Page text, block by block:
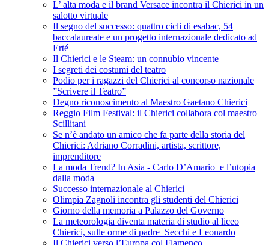
L’ alta moda e il brand Versace incontra il Chierici in un
salotto virtuale
Il segno del successo: quattro cicli di esabac, 54
baccalaureate e un progetto internazionale dedicato ad
Erté
Il Chierici e le Steam: un connubio vincente
I segreti dei costumi del teatro
Podio per i ragazzi del Chierici al concorso nazionale
”Scrivere il Teatro”
Degno riconoscimento al Maestro Gaetano Chierici
Reggio Film Festival: il Chierici collabora col maestro
Scillitani
Se n’è andato un amico che fa parte della storia del
Chierici: Adriano Corradini, artista, scrittore,
imprenditore
La moda Trend? In Asia - Carlo D’Amario e l’utopia
dalla moda
Successo internazionale al Chierici
Olimpia Zagnoli incontra gli studenti del Chierici
Giorno della memoria a Palazzo del Governo
La meteorologia diventa materia di studio al liceo
Chierici, sulle orme di padre Secchi e Leonardo